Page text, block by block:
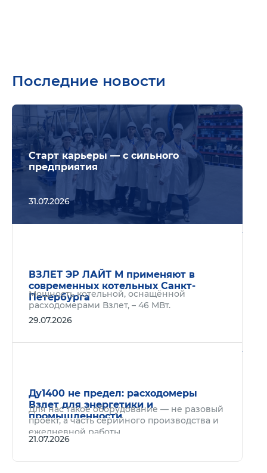
Последние новости
Старт карьеры — с сильного
предприятия
31.07.2026
ВЗЛЕТ ЭР ЛАЙТ М применяют в
современных котельных Санкт-
Петербурга
Мощность котельной, оснащённой
расходомерами Взлет, – 46 МВт.
29.07.2026
Ду1400 не предел: расходомеры
Взлет для энергетики и
промышленности
Для нас такое оборудование — не разовый
проект, а часть серийного производства и
ежедневной работы.
21.07.2026